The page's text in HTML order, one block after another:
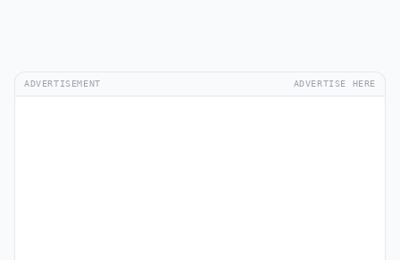
ADVERTISEMENT ADVERTISE HERE